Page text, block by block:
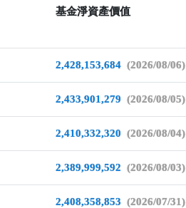
基金淨資產價值
2,428,153,684 (2026/08/06)
2,433,901,279 (2026/08/05)
2,410,332,320 (2026/08/04)
2,389,999,592 (2026/08/03)
2,408,358,853 (2026/07/31)